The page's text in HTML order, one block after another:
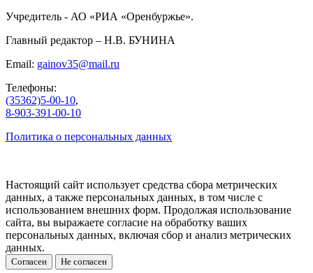
Учредитель - АО «РИА «Оренбуржье».
Главный редактор – Н.В. БУНИНА
Email: gainov35@mail.ru
Телефоны:
(35362)5-00-10,
8-903-391-00-10
Политика о персональных данных
Настоящий сайт использует средства сбора метрических
данных, а также персональных данных, в том числе с
использованием внешних форм. Продолжая использование
сайта, вы выражаете согласие на обработку ваших
персональных данных, включая сбор и анализ метрических
данных.
Согласен Не согласен